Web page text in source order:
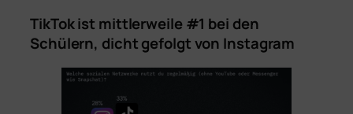
TikTok ist mittlerweile #1 bei den
Schülern, dicht gefolgt von Instagram